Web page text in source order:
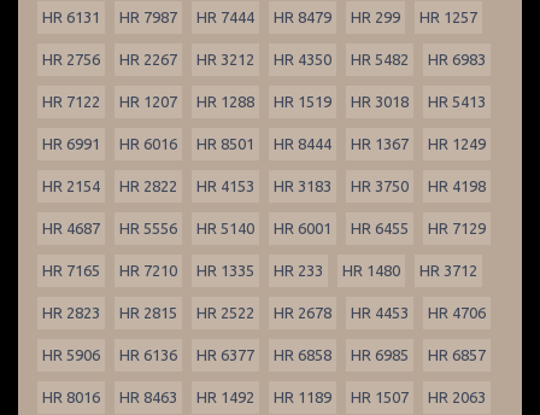
HR 6131 HR 7987 HR 7444 HR 8479 HR 299 HR 1257
HR 2756 HR 2267 HR 3212 HR 4350 HR 5482 HR 6983
HR 7122 HR 1207 HR 1288 HR 1519 HR 3018 HR 5413
HR 6991 HR 6016 HR 8501 HR 8444 HR 1367 HR 1249
HR 2154 HR 2822 HR 4153 HR 3183 HR 3750 HR 4198
HR 4687 HR 5556 HR 5140 HR 6001 HR 6455 HR 7129
HR 7165 HR 7210 HR 1335 HR 233 HR 1480 HR 3712
HR 2823 HR 2815 HR 2522 HR 2678 HR 4453 HR 4706
HR 5906 HR 6136 HR 6377 HR 6858 HR 6985 HR 6857
HR 8016 HR 8463 HR 1492 HR 1189 HR 1507 HR 2063